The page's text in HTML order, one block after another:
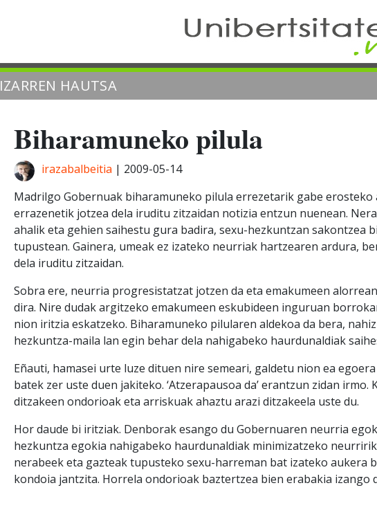
IZARREN HAUTSA
Biharamuneko pilula
irazabalbeitia | 2009-05-14
Madrilgo Gobernuak biharamuneko pilula errezetarik gabe erosteko
errazenetik jotzea dela iruditu zitzaidan notizia entzun nuenean.
ahalik eta gehien saihestu gura badira, sexu-hezkuntzan sakontzea
tupustean. Gainera, umeak ez izateko neurriak hartzearen ardura,
dela iruditu zitzaidan.
Sobra ere, neurria progresistatzat jotzen da eta emakumeen
dira. Nire dudak argitzeko emakumeen eskubideen inguruan
nion iritzia eskatzeko. Biharamuneko pilularen aldekoa da bera,
hezkuntza-maila lan egin behar dela nahigabeko haurdunaldiak
Eñauti, hamasei urte luze dituen nire semeari, galdetu nion ea
batek zer uste duen jakiteko. ‘Atzerapausoa da’ erantzun zidan
ditzakeen ondorioak eta arriskuak ahaztu arazi ditzakeela uste du.
Hor daude bi iritziak. Denborak esango du Gobernuaren neurria
hezkuntza egokia nahigabeko haurdunaldiak minimizatzeko
nerabeek eta gazteak tupusteko sexu-harreman bat izateko aukera
kondoia jantzita. Horrela ondorioak baztertzea bien erabakia izango